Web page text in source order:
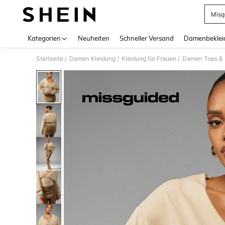
Kategorien Neuheiten Schneller Versand
Startseite / Damen Kleidung / Kleidung für Frauen / Damen Tops